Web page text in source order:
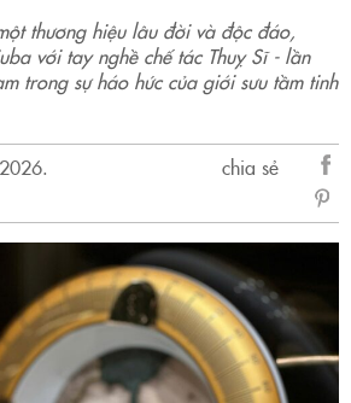
thương hiệu lâu đời và độc đáo,
với tay nghề chế tác Thuỵ Sĩ - lần
trong sự háo hức của giới sưu tầm tinh
chia sẻ
sẻ